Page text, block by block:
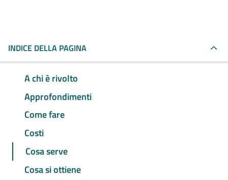
INDICE DELLA PAGINA
A chi è rivolto
Approfondimenti
Come fare
Costi
Cosa serve
Cosa si ottiene